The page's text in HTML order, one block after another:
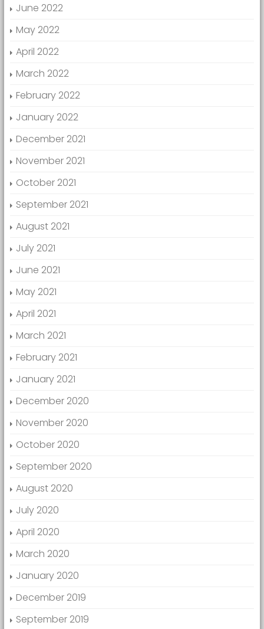
June 2022
May 2022
April 2022
March 2022
February 2022
January 2022
December 2021
November 2021
October 2021
September 2021
August 2021
July 2021
June 2021
May 2021
April 2021
March 2021
February 2021
January 2021
December 2020
November 2020
October 2020
September 2020
August 2020
July 2020
April 2020
March 2020
January 2020
December 2019
September 2019